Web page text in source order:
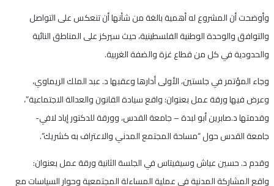
وأوضحت أن المشروع له أهمية بالغة من شأنها أن تنعكس على التواصل
والتوافق والوحدة الوطنية الفلسطينية، حيث سيركز على المناطق النائية
والحدودية في كل من قطاع غزة والضفة الغربية.
وجاء المؤتمر في جلستين، الأولى أدارها وعقبها د. عبد الملك الريماوي،
وعرض فيها ورقة عمل بعنوان: واقع سيادة القانون والعدالة الاجتماعية”،
وقدمتها د.صابرين أبو لبدة – جامعة القدس، وورقة للدكتور إياد لافي-
جامعة القدس حول “مساحة المجتمع المدني والاعتراف به كشريك”.
وقدم د. حسين عياش وسيفيتاس في الجلسة الثانية ورقة عمل بعنوان:
واقع المشاركة المدنية في عملية المساءلة المجتمعية وحوار السياسات مع